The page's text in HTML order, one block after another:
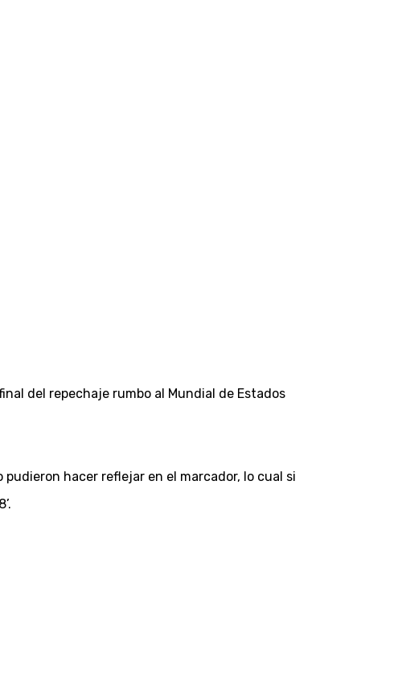
del repechaje rumbo al Mundial de Estados
hacer reflejar en el marcador, lo cual si